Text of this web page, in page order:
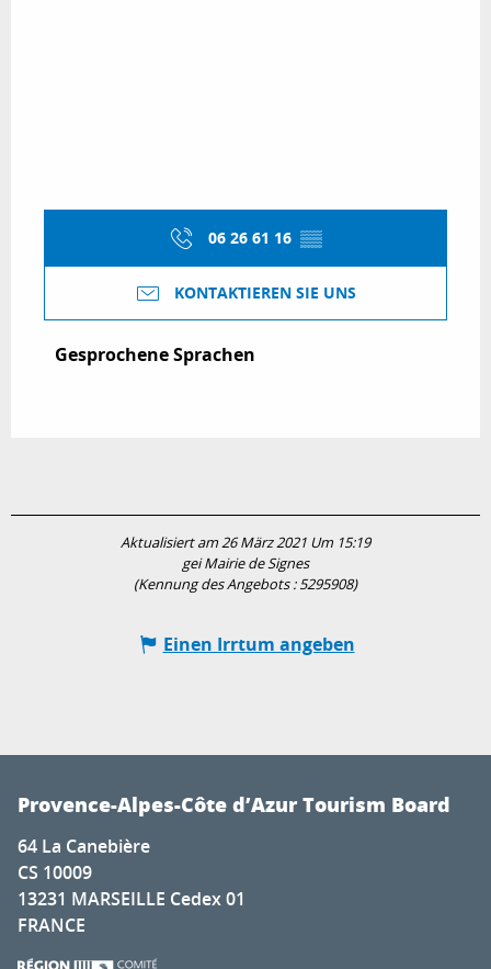
06 26 61 16 ▒▒
KONTAKTIEREN SIE UNS
Gesprochene Sprachen
Gesprochene Sprachen
Aktualisiert am 26 März 2021 Um 15:19
gei Mairie de Signes
(Kennung des Angebots :5295908)
Einen Irrtum angeben
Provence-Alpes-Côte d’Azur Tourism Board
64 La Canebière
CS 10009
13231 MARSEILLE Cedex 01
FRANCE